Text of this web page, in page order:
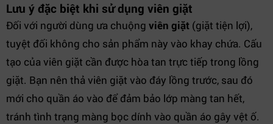
Lưu ý đặc biệt khi sử dụng viên giặt
Đối với người dùng ưa chuộng viên giặt (giặt tiện lợi),
tuyệt đối không cho sản phẩm này vào khay chứa. Cấu
tạo của viên giặt cần được hòa tan trực tiếp trong lồng
giặt. Bạn nên thả viên giặt vào đáy lồng trước, sau đó
mới cho quần áo vào để đảm bảo lớp màng tan hết,
tránh tình trạng màng bọc dính vào quần áo gây vệt ố.